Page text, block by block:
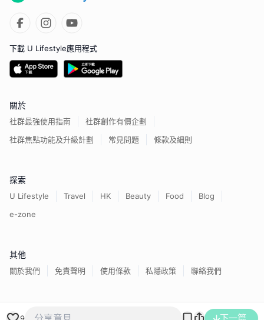
9
下載 U Lifestyle應用程式
關於
社群最強使用指南
社群創作有價企劃
社群焦點功能及升級計劃
常見問題 條款及細則
探索
U Lifestyle Travel HK Beauty Food
Blog
e-zone
其他
關於我們 免責聲明 使用條款 私隱政策 聯絡我們
香港經濟日報版權所有©